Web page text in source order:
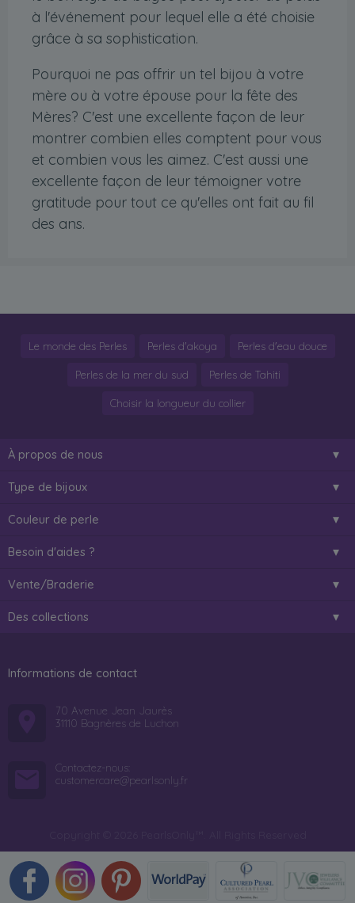
à l'événement pour lequel elle a été choisie
grâce à sa sophistication.
Pourquoi ne pas offrir un tel bijou à votre
mère ou à votre épouse pour la fête des
Mères? C'est une excellente façon de leur
montrer combien elles comptent pour vous
et combien vous les aimez. C'est aussi une
excellente façon de leur témoigner votre
gratitude pour tout ce qu'elles ont fait au fil
des ans.
Le monde des Perles Perles d'akoya Perles d'eau douce
Perles de la mer du sud Perles de Tahiti
Choisir la longueur du collier
À propos de nous
Type de bijoux
Couleur de perle
Besoin d'aides ?
Vente/Braderie
Des collections
Informations de contact
70 Avenue Jean Jaurès
31110 Bagnères de Luchon
Contactez-nous:
customercare@pearlsonly.fr